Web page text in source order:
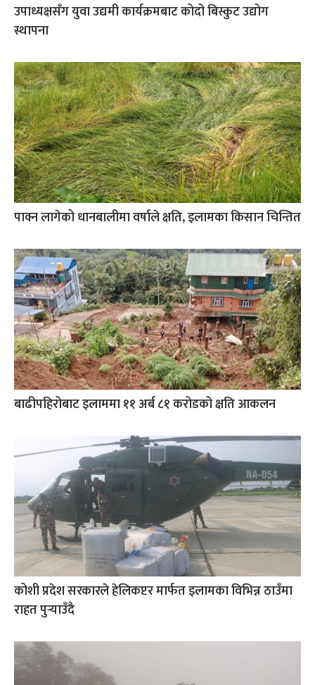
उपाध्यक्षसँग युवा उद्यमी कार्यक्रमबाट कोदो बिस्कुट उद्योग
स्थापना
पाक्न लागेको धानबालीमा वर्षाले क्षति, इलामका किसान चिन्तित
बाढीपहिरोबाट इलाममा ११ अर्ब ८१ करोडको क्षति आकलन
कोशी प्रदेश सरकारले हेलिकप्टर मार्फत इलामका विभिन्न ठाउँमा
राहत पुर्‍याउँदै